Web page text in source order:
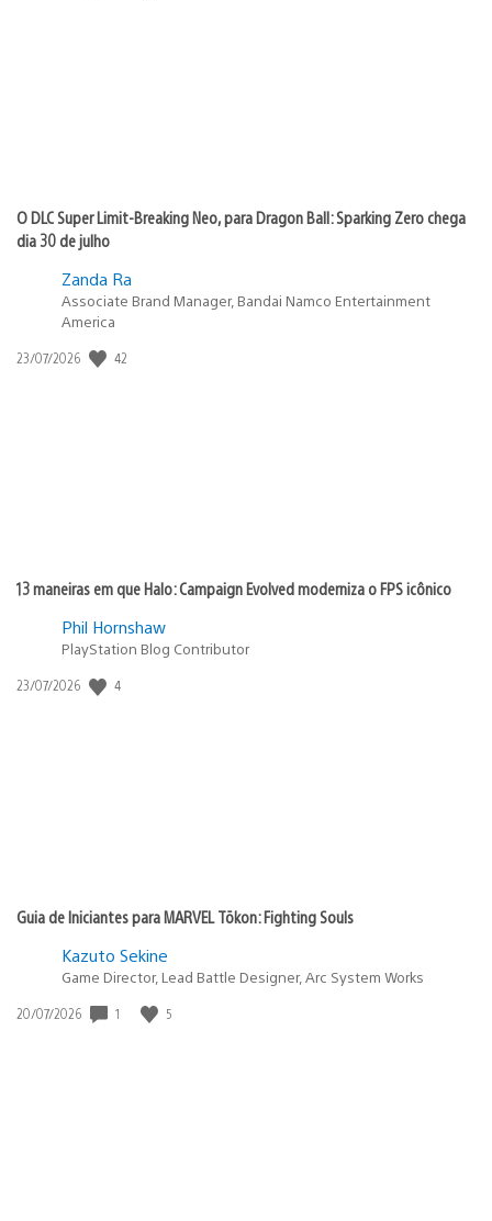
O DLC Super Limit-Breaking Neo, para Dragon Ball: Sparking Zero chega
dia 30 de julho
Zanda Ra
Associate Brand Manager, Bandai Namco Entertainment
America
Data
23/07/2026 42
13 maneiras em que Halo: Campaign Evolved moderniza o FPS icônico
Phil Hornshaw
PlayStation Blog Contributor
Data
23/07/2026 4
Guia de Iniciantes para MARVEL Tōkon: Fighting Souls
Kazuto Sekine
Game Director, Lead Battle Designer, Arc System Works
Data
20/07/2026 1 5